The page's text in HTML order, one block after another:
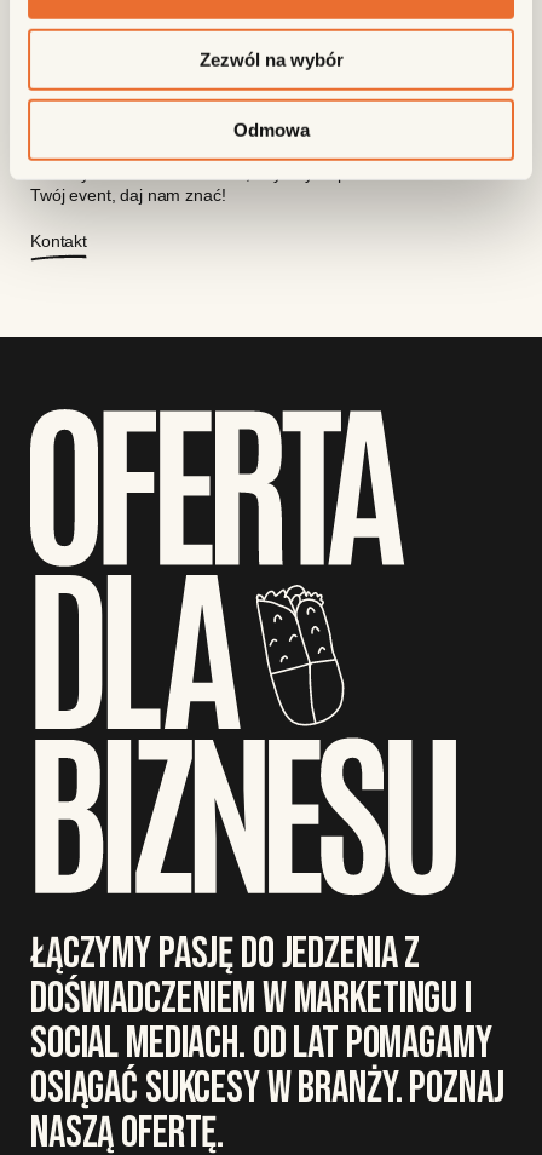
Zezwól na wybór
Odmowa
Zdarza się, że angażujemy się w organizację
wydarzeń kulinarnych – to dla nas przyjemna
odskocznia i szansa na poznanie nowych,
Twój event, daj nam znać!
Kontakt
ŁĄCZYMY PASJĘ DO JEDZENIA Z
DOŚWIADCZENIEM W MARKETINGU I
SOCIAL MEDIACH. OD LAT POMAGAMY
OSIĄGAĆ SUKCESY W BRANŻY. POZNAJ
NASZĄ OFERTĘ.